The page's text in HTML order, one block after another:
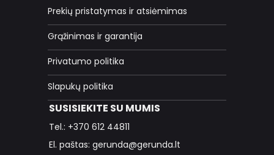
Prekių pristatymas ir atsiėmimas
Grąžinimas ir garantija
Privatumo politika
Slapukų politika
SUSISIEKITE SU MUMIS
Tel.: +370 612 44811
El. paštas: gerunda@gerunda.lt